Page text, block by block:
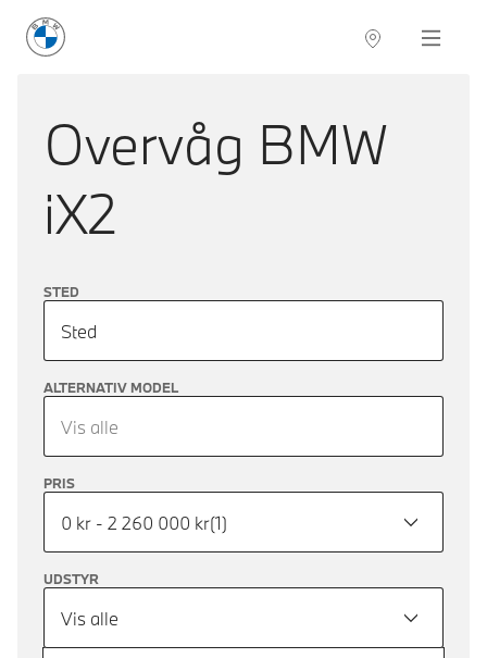
BMW Danmark Navigation
Overvåg BMW
iX2
STED
Sted
ALTERNATIV MODEL
Vis alle
PRIS
0 kr - 2 260 000 kr(1)
UDSTYR
Vis alle